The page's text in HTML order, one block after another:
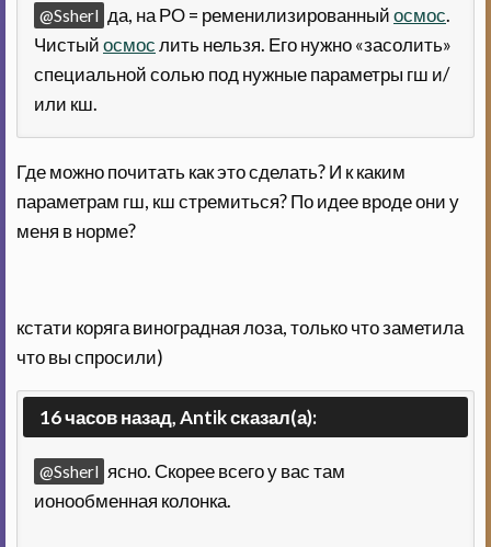
@Ssherl да, на РО = ременилизированныйосмос.
Чистыйосмослить нельзя. Его нужно «засолить»
специальной солью под нужные параметры гш и/
или кш.
Где можно почитать как это сделать? И к каким
параметрам гш, кш стремиться? По идее вроде они у
меня в норме?
кстати коряга виноградная лоза, только что заметила
что вы спросили)
16 часов назад, Antik сказал(а):
@Ssherl ясно. Скорее всего у вас там
ионообменная колонка.